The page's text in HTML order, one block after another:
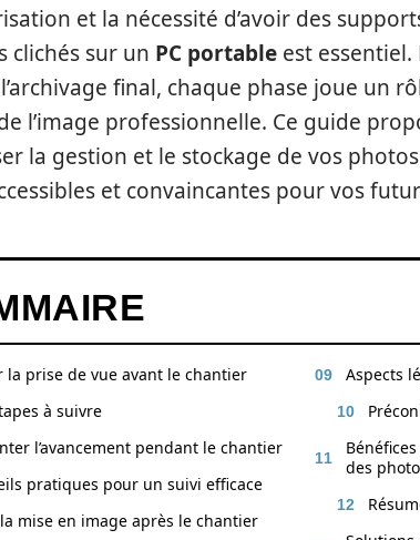
et la nécessité d’avoir des
clichés sur un PC portable est
final, chaque phase joue un
l’image professionnelle. Ce guide
la gestion et le stockage de vos
et convaincantes pour vos
la prise de vue avant le chantier
à suivre
l’avancement pendant le chantier
pratiques pour un suivi efficace
mise en image après le chantier
Aspects
des